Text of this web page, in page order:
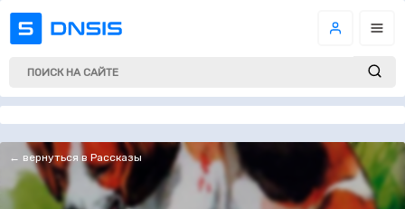
← вернуться в Рассказы